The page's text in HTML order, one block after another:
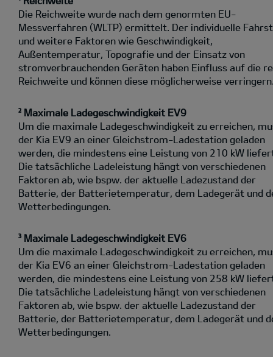
Die Reichweite wurde nach dem genormten EU-
Messverfahren (WLTP) ermittelt. Der individuelle
und weitere Faktoren wie Geschwindigkeit,
Außentemperatur, Topografie und der Einsatz von
stromverbrauchenden Geräten haben Einfluss auf die
Reichweite und können diese möglicherweise
² Maximale Ladegeschwindigkeit EV9
Um die maximale Ladegeschwindigkeit zu erreichen,
der Kia EV9 an einer Gleichstrom-Ladestation geladen
werden, die mindestens eine Leistung von 210 kW
Die tatsächliche Ladeleistung hängt von verschiedenen
Faktoren ab, wie bspw. der aktuelle Ladezustand der
Batterie, der Batterietemperatur, dem Ladegerät und
Wetterbedingungen.
³ Maximale Ladegeschwindigkeit EV6
Um die maximale Ladegeschwindigkeit zu erreichen,
der Kia EV6 an einer Gleichstrom-Ladestation geladen
werden, die mindestens eine Leistung von 258 kW
Die tatsächliche Ladeleistung hängt von verschiedenen
Faktoren ab, wie bspw. der aktuelle Ladezustand der
Batterie, der Batterietemperatur, dem Ladegerät und
Wetterbedingungen.